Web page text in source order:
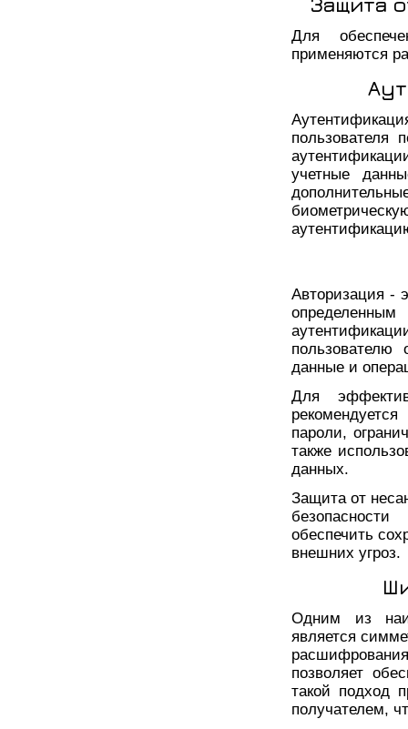
Для
применяются
пользователя
учетные
Авторизация -
пользователю
данные и
Для
пароли,
также
данных.
Защита от
обеспечить
внешних угроз.
Одним из
является
позволяет
такой подход
получателем,